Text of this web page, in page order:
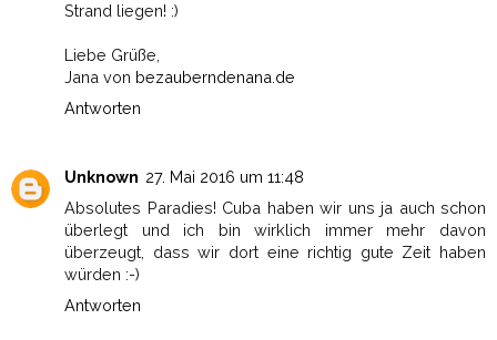
Strand liegen! :)
Liebe Grüße,
Jana von bezauberndenana.de
Antworten
Unknown 27. Mai 2016 um 11:48
Absolutes Paradies! Cuba haben wir uns ja auch schon
überlegt und ich bin wirklich immer mehr davon
überzeugt, dass wir dort eine richtig gute Zeit haben
würden :-)
Antworten